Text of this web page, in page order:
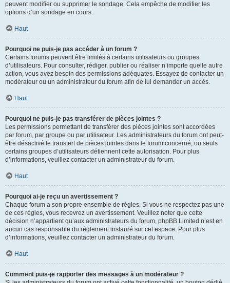
peuvent modifier ou supprimer le sondage. Cela empêche de modifier les
options d’un sondage en cours.
Haut
Pourquoi ne puis-je pas accéder à un forum ?
Certains forums peuvent être limités à certains utilisateurs ou groupes
d’utilisateurs. Pour consulter, rédiger, publier ou réaliser n’importe quelle autre
action, vous avez besoin des permissions adéquates. Essayez de contacter un
modérateur ou un administrateur du forum afin de lui demander un accès.
Haut
Pourquoi ne puis-je pas transférer de pièces jointes ?
Les permissions permettant de transférer des pièces jointes sont accordées
par forum, par groupe ou par utilisateur. Les administrateurs du forum ont peut-
être désactivé le transfert de pièces jointes dans le forum concerné, ou seuls
certains groupes d’utilisateurs détiennent cette autorisation. Pour plus
d’informations, veuillez contacter un administrateur du forum.
Haut
Pourquoi ai-je reçu un avertissement ?
Chaque forum a son propre ensemble de règles. Si vous ne respectez pas une
de ces règles, vous recevrez un avertissement. Veuillez noter que cette
décision n’appartient qu’aux administrateurs du forum, phpBB Limited n’est en
aucun cas responsable du règlement instauré sur cet espace. Pour plus
d’informations, veuillez contacter un administrateur du forum.
Haut
Comment puis-je rapporter des messages à un modérateur ?